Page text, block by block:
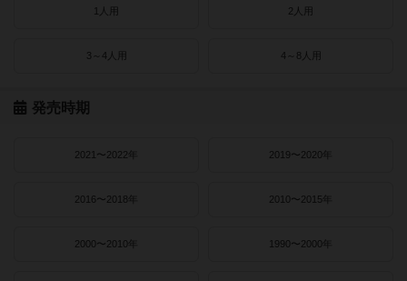
1人用 2人用
3～4人用 4～8人用
発売時期
2021〜2022年 2019〜2020年
2016〜2018年 2010〜2015年
2000〜2010年 1990〜2000年